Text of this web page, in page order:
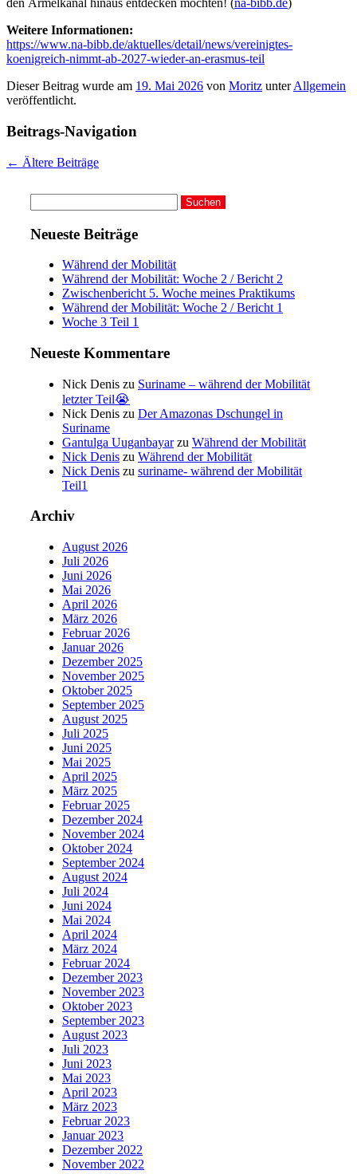
den Ärmelkanal hinaus entdecken möchten! (na-bibb.de)
Weitere Informationen:
https://www.na-bibb.de/aktuelles/detail/news/vereinigtes-
koenigreich-nimmt-ab-2027-wieder-an-erasmus-teil
Dieser Beitrag wurde am 19. Mai 2026 von Moritz unterAllgemein
veröffentlicht.
Beitrags-Navigation
← Ältere Beiträge
nach:
Neueste Beiträge
Während der Mobilität
Während der Mobilität: Woche 2 / Bericht 2
Zwischenbericht 5. Woche meines Praktikums
Während der Mobilität: Woche 2 / Bericht 1
Woche 3 Teil 1
Neueste Kommentare
Nick Denis zu Suriname – während der Mobilität
letzter Teil😭
Nick Denis zu Der Amazonas Dschungel in
Suriname
Gantulga Uuganbayarzu Während der Mobilität
Nick Denis zu Während der Mobilität
Nick Denis zu suriname- während der Mobilität
Teil1
Archiv
August 2026
Juli 2026
Juni 2026
Mai 2026
April 2026
März 2026
Februar 2026
Januar 2026
Dezember 2025
November 2025
Oktober 2025
September 2025
August 2025
Juli 2025
Juni 2025
Mai 2025
April 2025
März 2025
Februar 2025
Dezember 2024
November 2024
Oktober 2024
September 2024
August 2024
Juli 2024
Juni 2024
Mai 2024
April 2024
März 2024
Februar 2024
Dezember 2023
November 2023
Oktober 2023
September 2023
August 2023
Juli 2023
Juni 2023
Mai 2023
April 2023
März 2023
Februar 2023
Januar 2023
Dezember 2022
November 2022